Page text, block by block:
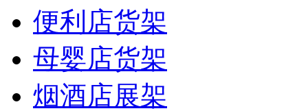
便利店货架
母婴店货架
烟酒店展架